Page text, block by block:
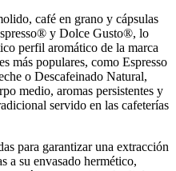
café en grano y cápsulas
y Dolce Gusto®, lo
perfil aromático de la marca
más populares, como Espresso
o Descafeinado Natural,
medio, aromas persistentes y
servido en las cafeterías
para garantizar una extracción
a su envasado hermético,